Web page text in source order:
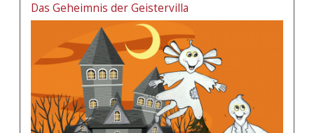
Das Geheimnis der Geistervilla